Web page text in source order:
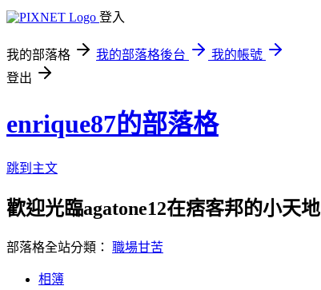
登入
我的部落格 我的部落格後台
我的帳號
登出
enrique87的部落格
跳到主文
歡迎光臨agatone12在痞客邦的小天地
部落格全站分類： 職場甘苦
相簿